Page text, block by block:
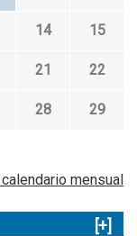
14 15
21 22
28 29
mensual
[+]